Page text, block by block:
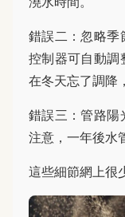
錯誤二：忽略季
控制器可自動調
在冬天忘了調降
錯誤三：管路陽
注意，一年後水
這些細節網上很